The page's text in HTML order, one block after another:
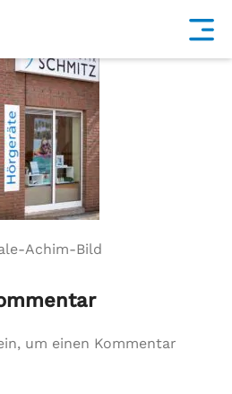
Achim-Bild
um einen Kommentar